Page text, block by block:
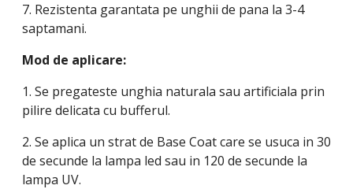
7. Rezistenta garantata pe unghii de pana la 3-4
saptamani.
Mod de aplicare:
1. Se pregateste unghia naturala sau artificiala prin
pilire delicata cu bufferul.
2. Se aplica un strat de Base Coat care se usuca in 30
de secunde la lampa led sau in 120 de secunde la
lampa UV.